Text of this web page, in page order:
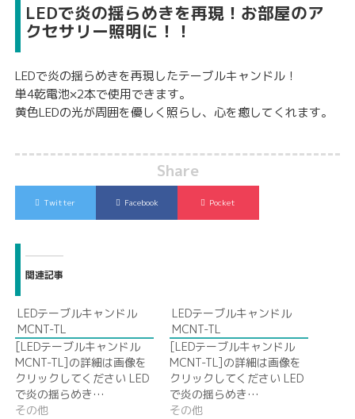
LEDで炎の揺らめきを再現！お部屋のア
クセサリー照明に！！
LEDで炎の揺らめきを再現したテーブルキャンドル！
単4乾電池×2本で使用できます。
黄色LEDの光が周囲を優しく照らし、心を癒してくれます。
Share
Twitter Facebook Pocket
関連記事
LEDテーブルキャンドル
MCNT-TL
[LEDテーブルキャンドル
MCNT-TL]の詳細は画像を
クリックしてください LED
で炎の揺らめき…
その他
LEDテーブルキャンドル
MCNT-TL
[LEDテーブルキャンドル
MCNT-TL]の詳細は画像を
クリックしてください LED
で炎の揺らめき…
その他